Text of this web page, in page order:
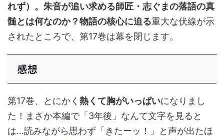
れず）。朱音が追い求める師匠・志ぐまの落語の真
髄とは何なのか？物語の核心に迫る重大な伏線が示
されたところで、第17巻は幕を閉じます。
感想
第17巻、とにかく 熱くて胸がいっぱいになりまし
た！まさか本編で「3年後」なんて文字を見ると
は…読みながら思わず「きたーッ！」と声が出たほ